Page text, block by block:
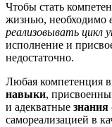
Чтобы стать
жизнью, необходимо
реализовывать цикл
исполнение и
недостаточно.
Любая компетенция
навыки,
и адекватные знания
самореализацией в